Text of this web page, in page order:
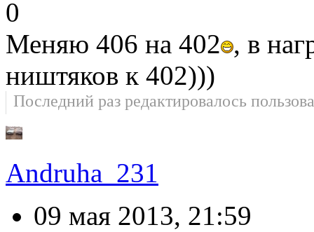
0
Меняю 406 на 402 , в
ништяков к 402)))
Последний раз редактировалось
Andruha_231
09 мая 2013, 21:59